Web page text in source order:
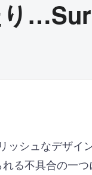
シュなデザイ
る不具合の一